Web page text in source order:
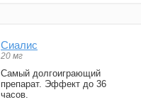
Сиалис
20 мг
Самый долгоиграющий
препарат. Эффект до 36
часов.